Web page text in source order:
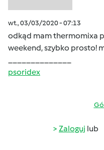
wt., 03/03/2020 - 07:13
odkąd mam thermomixa
weekend, szybko prosto!
psoridex
Zaloguj lub